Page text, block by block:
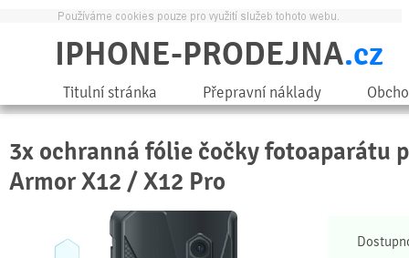
IPHONE-PRODEJNA.cz
Titulní stránka Přepravní náklady
3x ochranná fólie čočky fotoaparátu
Armor X12 / X12 Pro